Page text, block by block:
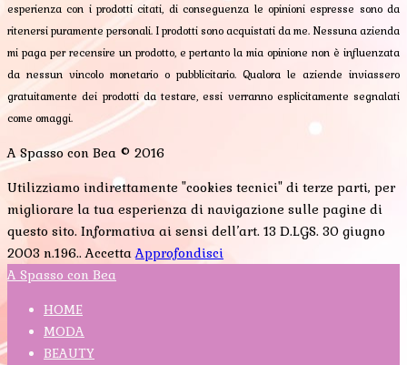
esperienza con i prodotti citati, di conseguenza le opinioni espresse sono da
ritenersi puramente personali. I prodotti sono acquistati da me. Nessuna azienda
mi paga per recensire un prodotto, e pertanto la mia opinione non è influenzata
da nessun vincolo monetario o pubblicitario. Qualora le aziende inviassero
gratuitamente dei prodotti da testare, essi verranno esplicitamente segnalati
come omaggi.
A Spasso con Bea © 2016
Utilizziamo indirettamente "cookies tecnici" di terze parti, per
migliorare la tua esperienza di navigazione sulle pagine di
questo sito. Informativa ai sensi dell’art. 13 D.LGS. 30 giugno
2003 n.196..Accetta Approfondisci
A Spasso con Bea
HOME
MODA
BEAUTY